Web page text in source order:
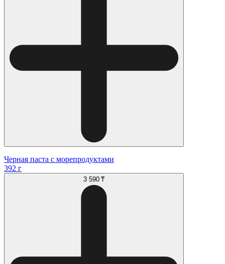
Черная паста с морепродуктами
392 г
3 590 ₸